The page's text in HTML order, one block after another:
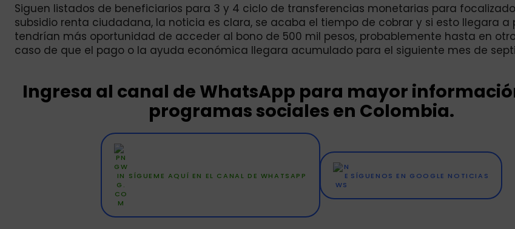
Siguen listados de beneficiarios para 3 y 4 ciclo de transferencias monetarias para
subsidio renta ciudadana, la noticia es clara, se acaba el tiempo de cobrar y si esto llegara a
tendrían más oportunidad de acceder al bono de 500 mil pesos, probablemente hasta en
caso de que el pago o la ayuda económica llegara acumulado para el siguiente mes de
Ingresa al canal de WhatsApp para mayor
programas sociales en Colombia.
SÍGUEME AQUÍ EN EL CANAL DE WHATSAPP SÍGUENOS EN GOOGLE NOTICIAS